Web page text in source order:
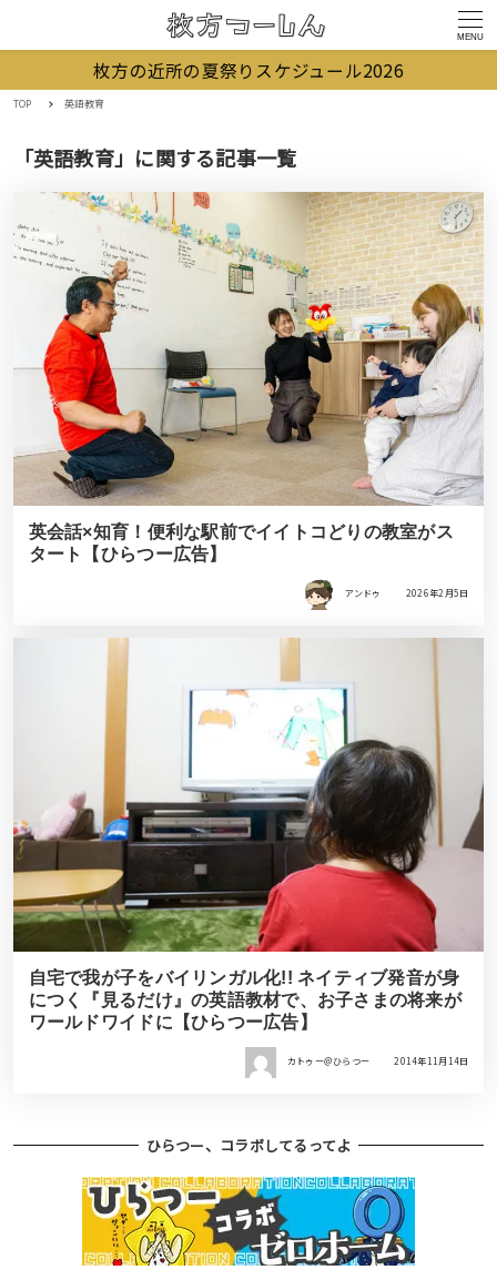
MENU
枚方の近所の夏祭りスケジュール2026
TOP 英語教育
「英語教育」に関する記事一覧
英会話×知育！便利な駅前でイイトコどりの教室がス
タート【ひらつー広告】
アンドゥ 2026年2月5日
自宅で我が子をバイリンガル化!! ネイティブ発音が身
につく『見るだけ』の英語教材で、お子さまの将来が
ワールドワイドに【ひらつー広告】
カトゥー＠ひらつー 2014年11月14日
ひらつー、コラボしてるってよ